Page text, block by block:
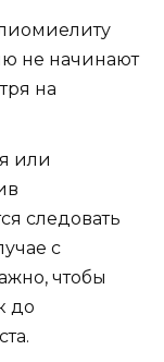
не начинают
на
или
следовать
с
чтобы
до